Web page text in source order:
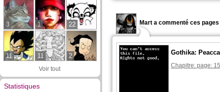
3 1 22
11 11 2
Voir tout
Statistiques
Mart a commenté ces pages
Gothika:
Chapitre: page: 15